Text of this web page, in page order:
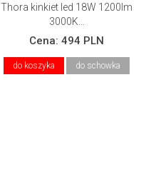
Thora kinkiet led 18W 1200lm
3000K...
Cena:494 PLN
do koszyka do schowka